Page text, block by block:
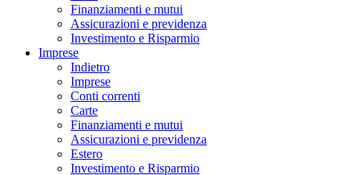
Finanziamenti e mutui
Assicurazioni e previdenza
Investimento e Risparmio
Imprese
Indietro
Imprese
Conti correnti
Carte
Finanziamenti e mutui
Assicurazioni e previdenza
Estero
Investimento e Risparmio